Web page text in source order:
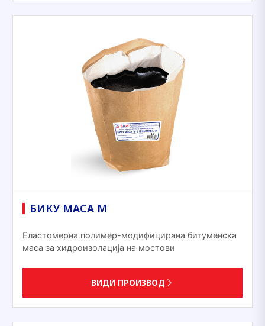
БИКУ МАСА М
Еластомерна полимер-модифицирана битуменска
маса за хидроизолација на мостови
ВИДИ ПРОИЗВОД